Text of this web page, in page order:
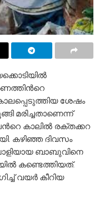
ശേഷം
മരിച്ചതാണെന്ന്
കാലില്‍ രക്തക്കറ
കഴിഞ്ഞ ദിവസം
ബാബുവിനെ
കണ്ടെത്തിയത്.
വയര്‍ കീറിയ